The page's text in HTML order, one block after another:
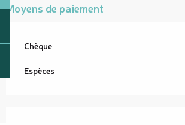
Moyens de paiement
Chèque
Espèces